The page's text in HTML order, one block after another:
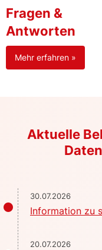
Fragen &
Antworten
Mehr erfahren »
Aktuelle
30.07.2026
Information zu
20.07.2026